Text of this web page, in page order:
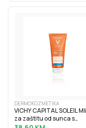
DERMOKOZMETIKA
VICHY CAPITAL SOLEIL
za zaštitu od sunca s
hidratacijskom